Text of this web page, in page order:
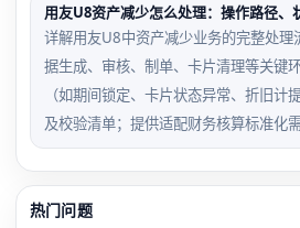
用友U8资产减少怎么处理：操作路径、
详解用友U8中资产减少业务的完整处理
据生成、审核、制单、卡片清理等关键
（如期间锁定、卡片状态异常、折旧计
及校验清单；提供适配财务核算标准化
热门问题